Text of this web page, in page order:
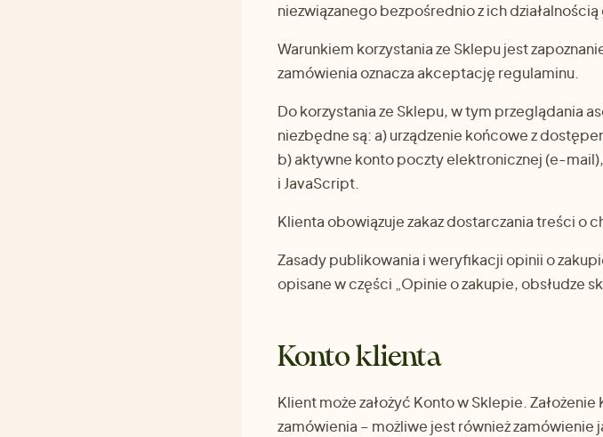
niezwiązanego bezpośrednio z ich
Warunkiem korzystania ze Sklepu jest
zamówienia oznacza akceptację regulaminu.
Do korzystania ze Sklepu, w tym przeglądania
niezbędne są: a) urządzenie końcowe z
b) aktywne konto poczty elektronicznej (e-
i JavaScript.
Klienta obowiązuje zakaz dostarczania treści o
Zasady publikowania i weryfikacji opinii o
opisane w części „Opinie o zakupie, obsłudze
Konto klienta
Klient może założyć Konto w Sklepie.
zamówienia – możliwe jest również zamówienie